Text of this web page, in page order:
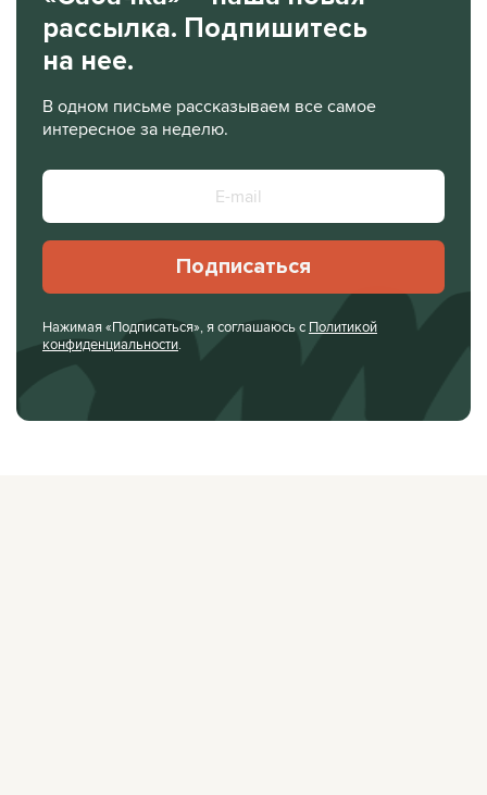
рассылка. Подпишитесь
на нее.
В одном письме рассказываем все самое
интересное за неделю.
Подписаться
Нажимая «Подписаться», я соглашаюсь с Политикой
конфиденциальности.